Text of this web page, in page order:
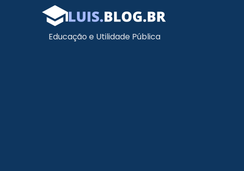
Educação e Utilidade Pública